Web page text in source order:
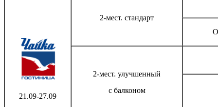
21.09-27.09
2-мест. стандарт
2-мест. улучшенный
с балконом